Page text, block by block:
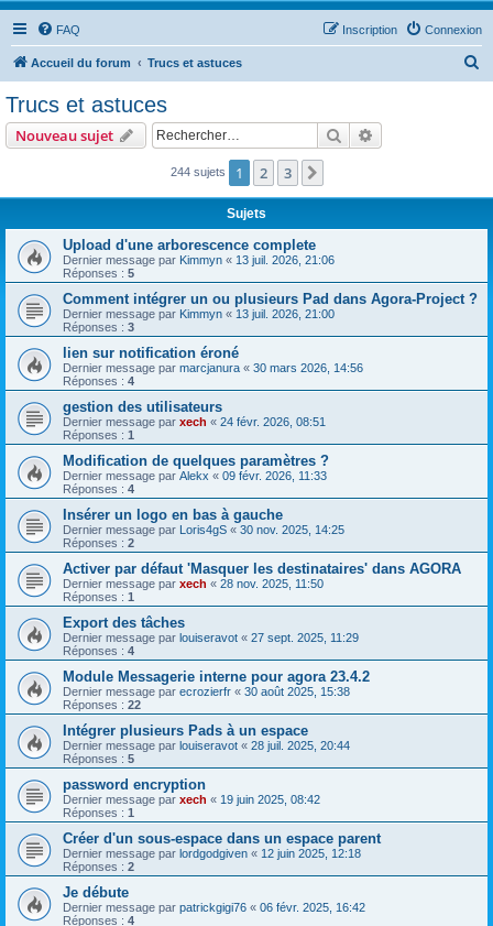
FAQ Connexion
Inscription
Accueil du forum Trucs et astuces
Trucs et astuces
Nouveau sujet Rechercher
244 sujets 1 2 3
Sujets
Upload d'une arborescence complete
Dernier message par Kimmyn « 13 juil. 2026, 21:06
Réponses : 5
Comment intégrer un ou plusieurs Pad dans Agora-Project ?
Dernier message par Kimmyn « 13 juil. 2026, 21:00
Réponses : 3
lien sur notification éroné
Dernier message par marcjanura « 30 mars 2026, 14:56
Réponses : 4
gestion des utilisateurs
Dernier message par xech « 24 févr. 2026, 08:51
Réponses : 1
Modification de quelques paramètres ?
Dernier message par Alekx « 09 févr. 2026, 11:33
Réponses : 4
Insérer un logo en bas à gauche
Dernier message par Loris4gS « 30 nov. 2025, 14:25
Réponses : 2
Activer par défaut 'Masquer les destinataires' dans AGORA
Dernier message par xech « 28 nov. 2025, 11:50
Réponses : 1
Export des tâches
Dernier message par louiseravot « 27 sept. 2025, 11:29
Réponses : 4
Module Messagerie interne pour agora 23.4.2
Dernier message par ecrozierfr « 30 août 2025, 15:38
Réponses : 22
Intégrer plusieurs Pads à un espace
Dernier message par louiseravot « 28 juil. 2025, 20:44
Réponses : 5
password encryption
Dernier message par xech « 19 juin 2025, 08:42
Réponses : 1
Créer d'un sous-espace dans un espace parent
Dernier message par lordgodgiven « 12 juin 2025, 12:18
Réponses : 2
Je débute
Dernier message par patrickgigi76 « 06 févr. 2025, 16:42
Réponses : 4